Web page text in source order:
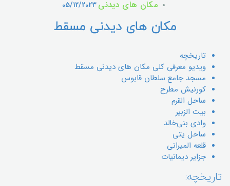
مکان های دیدنی05/12/2023
مکان های دیدنی مسقط
تاریخچه
ویدیو معرفی کلی مکان های دیدنی مسقط
مسجد جامع سلطان قابوس
كورنيش مطرح
ساحل القرم
بیت الزبیر
وادی بنی‌خالد
ساحل یتی
قلعه المیرانی
جزایر دیمانیات
تاریخچه: